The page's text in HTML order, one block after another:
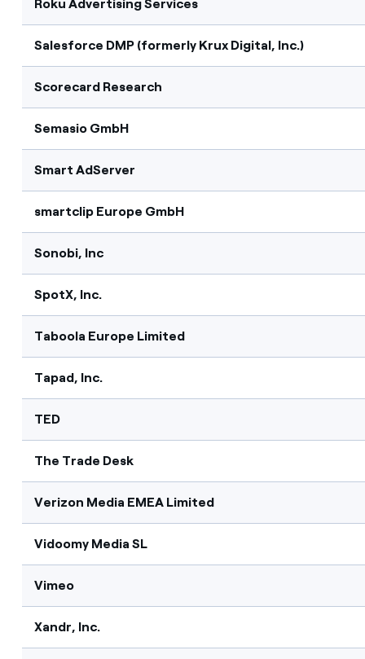
Roku Advertising Services
Salesforce DMP (formerly Krux Digital, Inc.)
Scorecard Research
Semasio GmbH
Smart AdServer
smartclip Europe GmbH
Sonobi, Inc
SpotX, Inc.
Taboola Europe Limited
Tapad, Inc.
TED
The Trade Desk
Verizon Media EMEA Limited
Vidoomy Media SL
Vimeo
Xandr, Inc.